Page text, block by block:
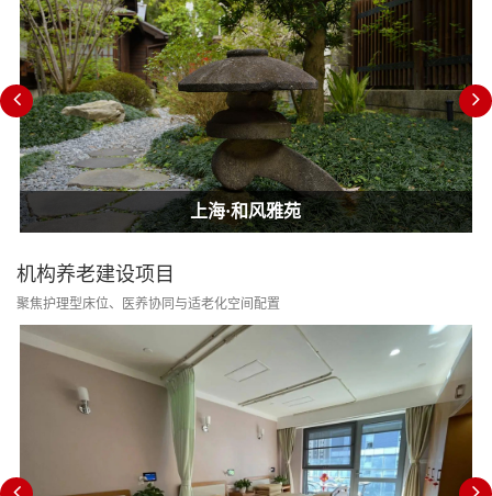
上海·和风雅苑
上海·和风雅苑
机构养老建设项目
聚焦护理型床位、医养协同与适老化空间配置